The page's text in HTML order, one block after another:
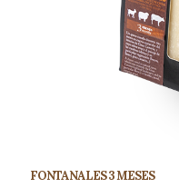
FONTANALES 3 MESES